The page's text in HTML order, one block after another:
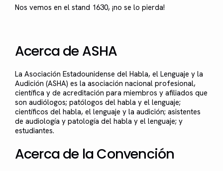
Nos vemos en el stand 1630, ¡no se lo pierda!
Acerca de ASHA
La Asociación Estadounidense del Habla, el Lenguaje y la
Audición (ASHA) es la asociación nacional profesional,
científica y de acreditación para miembros y afiliados que
son audiólogos; patólogos del habla y el lenguaje;
científicos del habla, el lenguaje y la audición; asistentes
de audiología y patología del habla y el lenguaje; y
estudiantes.
Acerca de la Convención